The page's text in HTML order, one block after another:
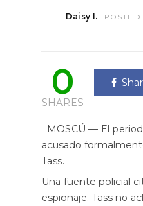
Daisy I.
0
SHARES
MOSCÚ — El
acusado
Tass.
Una fuente policial
espionaje. Tass no